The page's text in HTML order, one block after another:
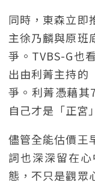
同時，東森立即
主徐乃麟與原班
爭。TVBS-G也
出由利菁主持的
爭。利菁憑藉其
自己才是「正宮
儘管全能估價王
詞也深深留在
態，不只是觀眾